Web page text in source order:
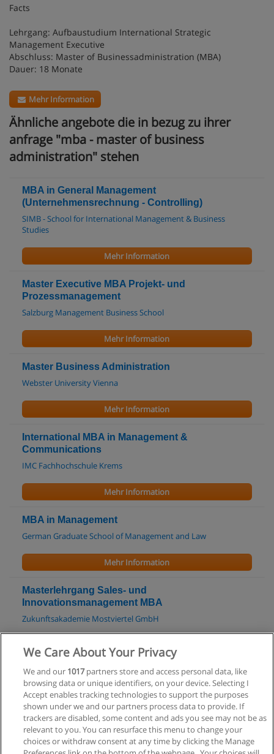
Facts
Lehrgang: Aufbaustudium International Strategic
Management Executive
Abschluss: Master of Businessadministration (MBA)
Dauer: 18 Monate
Mehr Information
Ähnliche angebote die in bezug zu ihrer
anfrage "mba - master of business
administration" stehen
MBA in General Management
(Unternehmensrechnung - Controlling)
SIMB - School for International Management & Business
Studies
Mehr Information
Master Executive MBA Projekt- und
Prozessmanagement
Salzburg Management Business School
Mehr Information
Master Business Administration
Webster University Vienna
Mehr Information
International MBA in Management &
Communications
IMC Fachhochschule Krems
Mehr Information
MBA in Management
German Graduate School of Management and Law
Mehr Information
Masterlehrgang Sales- und
Innovationsmanagement MBA
Zukunftsakademie Mostviertel GmbH
Mehr Information
Projektpraxis
Institut für Kulturkonzepte
Mehr Information
We Care About Your Privacy
We and our 1017partners store and access personal data, like
browsing data or unique identifiers, on your device. Selecting I
Accept enables tracking technologies to support the purposes
shown under we and our partners process data to provide. If
trackers are disabled, some content and ads you see may not be as
relevant to you. You can resurface this menu to change your
choices or withdraw consent at any time by clicking the Manage